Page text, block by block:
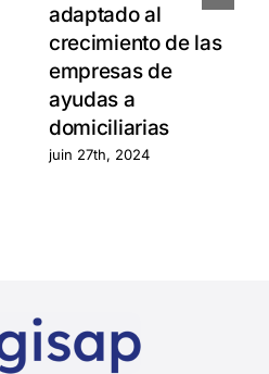
adaptado al
crecimiento de las
empresas de
ayudas a
domiciliarias
juin 27th, 2024